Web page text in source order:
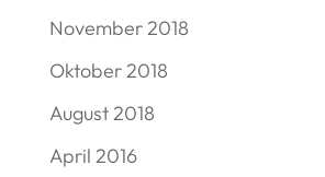
November 2018
Oktober 2018
August 2018
April 2016